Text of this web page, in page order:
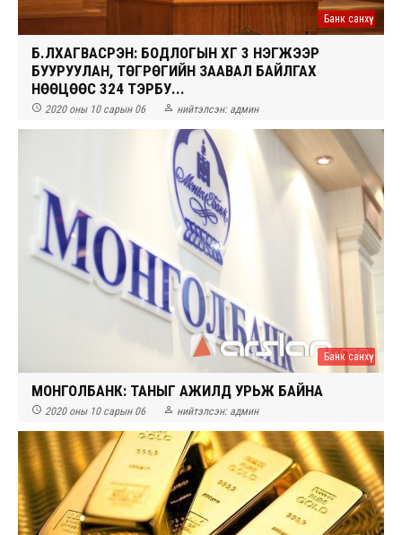
Банк санхүү
Б.ЛХАГВАСҮРЭН: БОДЛОГЫН ХҮҮГ 3 НЭГЖЭЭР
БУУРУУЛАН, ТӨГРӨГИЙН ЗААВАЛ БАЙЛГАХ
НӨӨЦӨӨС 324 ТЭРБУ...
 2020 оны 10 сарын 06  нийтэлсэн: админ
Банк санхүү
МОНГОЛБАНК: ТАНЫГ АЖИЛД УРЬЖ БАЙНА
 2020 оны 10 сарын 06  нийтэлсэн: админ